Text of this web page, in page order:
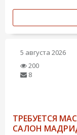
5 августа 2026
200
8
ТРЕБУЕТСЯ
САЛОН